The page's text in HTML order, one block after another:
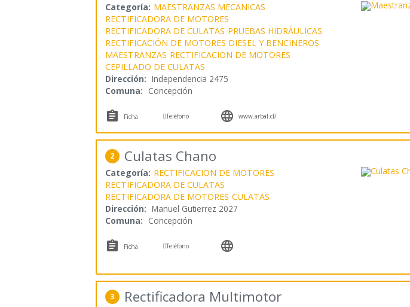
Categoría: MAESTRANZAS MECANICAS
RECTIFICADORA DE MOTORES
RECTIFICADORA DE CULATAS PRUEBAS HIDRÁULICAS
RECTIFICACIÓN DE MOTORES DIESEL Y BENCINEROS
MAESTRANZAS RECTIFICACION DE MOTORES
CEPILLADO DE CULATAS
Dirección: Independencia 2475
Comuna: Concepción
 Ficha Teléfono  www.arbal.cl/
2 Culatas Chano
Categoría: RECTIFICACION DE MOTORES
RECTIFICADORA DE CULATAS
RECTIFICADORA DE MOTORES CULATAS
Dirección: Manuel Gutierrez 2027
Comuna: Concepción
 Ficha Teléfono 
3 Rectificadora Multimotor